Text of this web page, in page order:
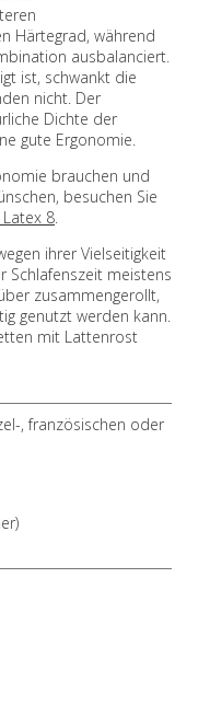
Härtegrad, während
ausbalanciert.
ist, schwankt die
nicht. Der
Dichte der
gute Ergonomie.
brauchen und
besuchen Sie
8
ihrer Vielseitigkeit
Schlafenszeit meistens
zusammengerollt,
genutzt werden kann.
mit Lattenrost
, französischen oder